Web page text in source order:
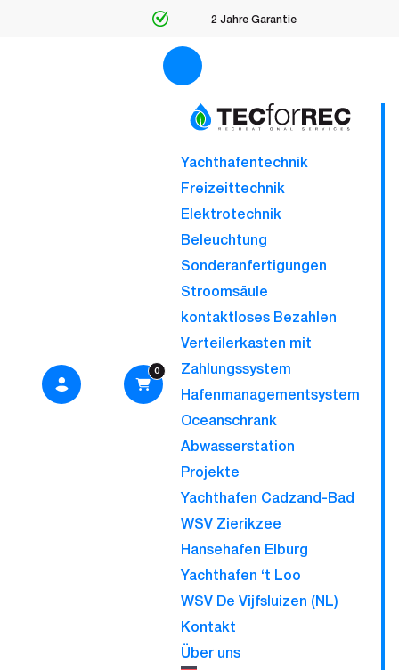
2 Jahre Garantie
0
Yachthafentechnik
Freizeittechnik
Elektrotechnik
Beleuchtung
Sonderanfertigungen
Stroomsäule
kontaktloses Bezahlen
Verteilerkasten mit
Zahlungssystem
Hafenmanagementsystem
Oceanschrank
Abwasserstation
Projekte
Yachthafen Cadzand-Bad
WSV Zierikzee
Hansehafen Elburg
Yachthafen ‘t Loo
WSV De Vijfsluizen (NL)
Kontakt
Über uns